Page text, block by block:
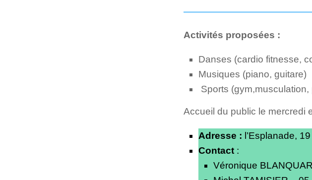
Activités proposées :
Danses (cardio fitnesse,
Sports
Accueil du public le mercredi
Adresse : l’Esplanade,
Contact :
Véronique